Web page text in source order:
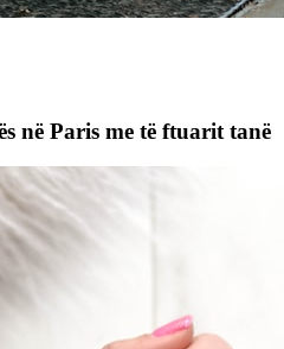
në Paris me të ftuarit tanë